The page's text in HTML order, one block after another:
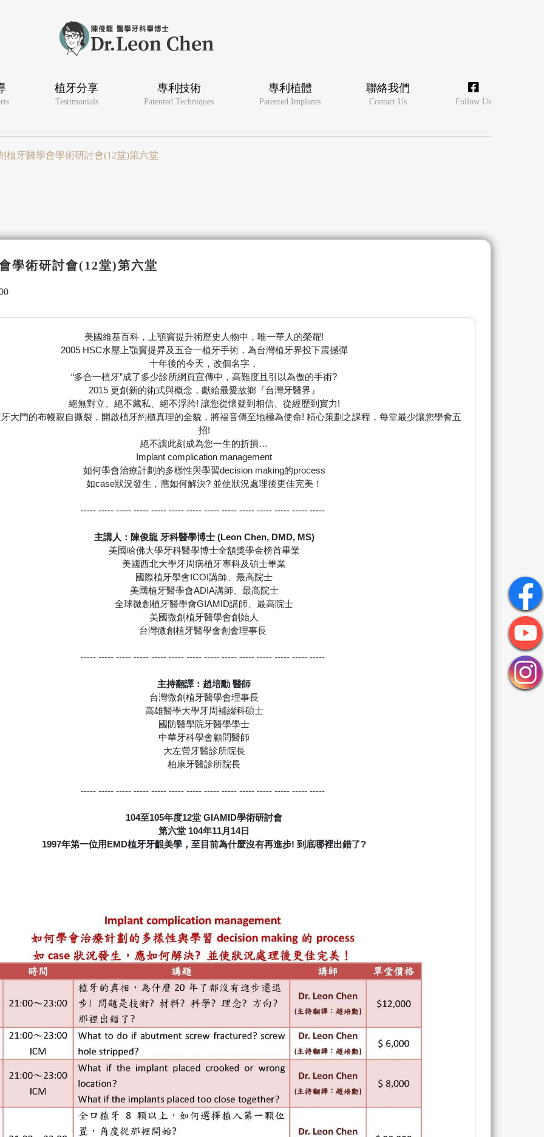
植牙分享
Testimonials
專利技術
Patented Techniques
專利植體
Patented Implants
聯絡我們
Contact Us Follow Us
植牙醫學會學術研討會(12堂)第六堂
學術研討會(12堂)第六堂
美國維基百科，上顎竇提升術歷史人物中，唯一華人的榮耀!
2005 HSC水壓上顎竇提昇及五合一植牙手術，為台灣植牙界投下震撼彈
十年後的今天，改個名字，
“多合一植牙”成了多少診所網頁宣傳中，高難度且引以為傲的手術?
2015 更創新的術式與概念，獻給最愛故鄉『台灣牙醫界』
絕無對立、絕不藏私、絕不浮跨! 讓您從懷疑到相信、從經歷到實力!
大門的布幔親自撕裂，開啟植牙約櫃真理的全貌，將福音傳至地極為使命! 精心策劃之課程，每堂最少讓您學會五
招!
絕不讓此刻成為您一生的折損…
Implant complication management
如何學會治療計劃的多樣性與學習decision making的process
如case狀況發生，應如何解決? 並使狀況處理後更佳完美！
----- ----- ----- ----- ----- ----- ----- ----- ----- ----- ----- ----- ----- -----
主講人：陳俊龍 牙科醫學博士 (Leon Chen, DMD, MS)
美國哈佛大學牙科醫學博士全額獎學金榜首畢業
美國西北大學牙周病植牙專科及碩士畢業
國際植牙學會ICOI講師、最高院士
美國植牙醫學會ADIA講師、最高院士
全球微創植牙醫學會GIAMID講師、最高院士
美國微創植牙醫學會創始人
台灣微創植牙醫學會創會理事長
----- ----- ----- ----- ----- ----- ----- ----- ----- ----- ----- ----- ----- -----
主持翻譯：趙培勳 醫師
台灣微創植牙醫學會理事長
高雄醫學大學牙周補綴科碩士
國防醫學院牙醫學學士
中華牙科學會顧問醫師
大左營牙醫診所院長
柏康牙醫診所院長
----- ----- ----- ----- ----- ----- ----- ----- ----- ----- ----- ----- ----- -----
104至105年度12堂 GIAMID學術研討會
第六堂 104年11月14日
1997年第一位用EMD植牙牙齦美學，至目前為什麼沒有再進步! 到底哪裡出錯了?